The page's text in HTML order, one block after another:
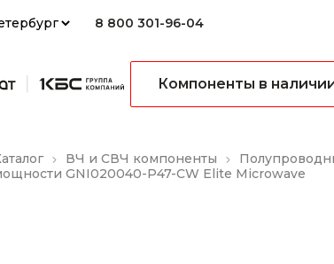
8 800 301-96-04
Компоненты в
ВЧ и СВЧ компоненты
GNI020040-P47-CW Elite Microwave